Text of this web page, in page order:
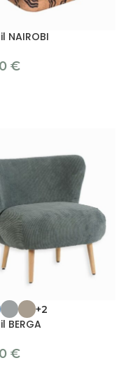
NAIROBI
€
+2
BERGA
€